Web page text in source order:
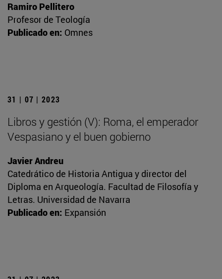
Ramiro Pellitero
Profesor de Teología
Publicado en: Omnes
31 | 07 | 2023
Libros y gestión (V): Roma, el emperador
Vespasiano y el buen gobierno
Javier Andreu
Catedrático de Historia Antigua y director del
Diploma en Arqueología. Facultad de Filosofía y
Letras. Universidad de Navarra
Publicado en: Expansión